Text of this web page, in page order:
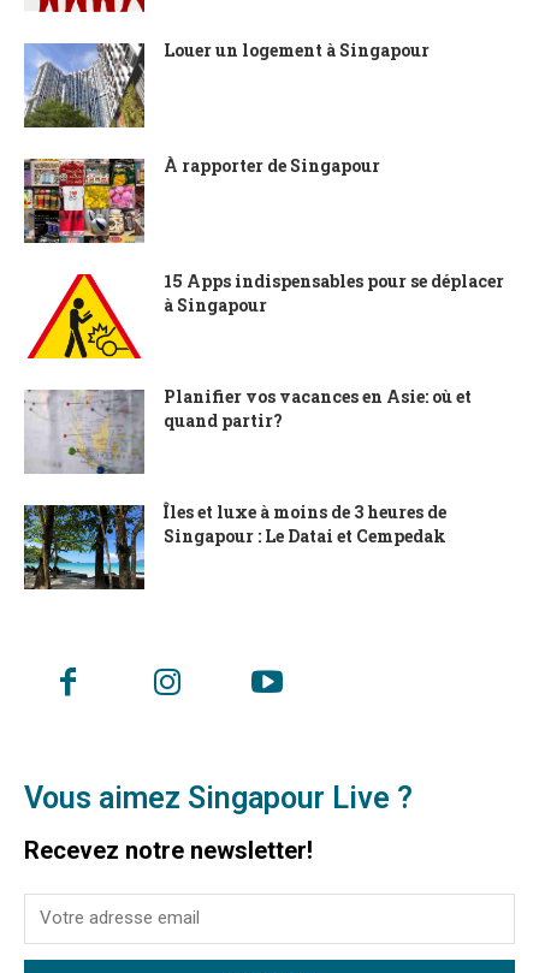
Louer un logement à Singapour
À rapporter de Singapour
15 Apps indispensables pour se déplacer
à Singapour
Planifier vos vacances en Asie: où et
quand partir?
Îles et luxe à moins de 3 heures de
Singapour : Le Datai et Cempedak
Vous aimez Singapour Live ?
Recevez notre newsletter!